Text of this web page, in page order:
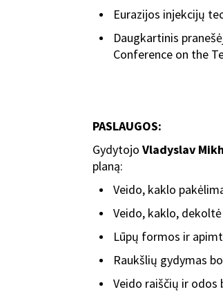
Eurazijos injekcijų
Daugkartinis
Conference on the
PASLAUGOS:
Gydytojo Vladyslav
planą:
Veido, kaklo
Veido, kaklo,
Lūpų formos ir
Raukšlių gydymas
Veido raiščių ir